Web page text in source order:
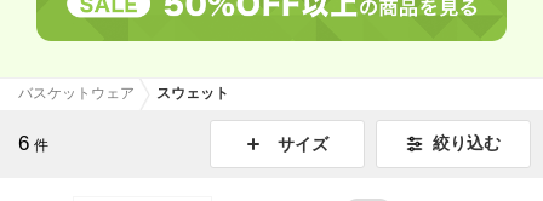
バスケットウェア スウェット
6 件 サイズ 絞り込む